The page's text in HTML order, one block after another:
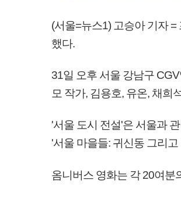
(서울=뉴스1) 고승아 기자
했다.
31일 오후 서울 강남구
모 작가, 김용호, 유온, 채희
'서울 도시 전설'은 서울과
'서울 마을들: 귀신동 그리
옴니버스 영화는 각 20여분